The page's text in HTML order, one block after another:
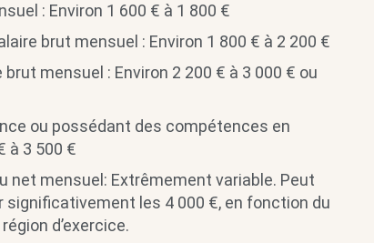
: Environ 1 600 € à 1 800 €
brut mensuel : Environ 1 800 € à 2 200 €
brut mensuel : Environ 2 200 € à 3 000 € ou
ou possédant des compétences en
à 3 500 €
net mensuel: Extrêmement variable. Peut
significativement les 4 000 €, en fonction du
d’exercice.